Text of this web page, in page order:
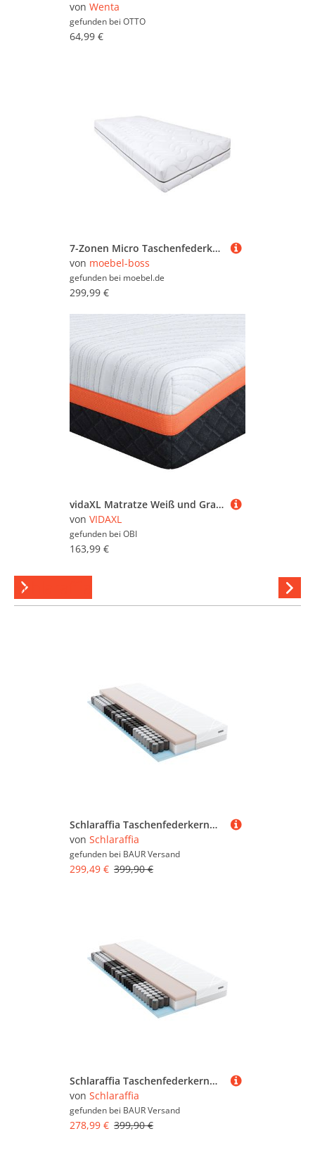
von Wenta
gefunden bei OTTO
64,99 €
7-Zonen Micro Taschenfederkern Matratze mit Gel Duett Abdeckung 90 x 200 cm
von moebel-boss
gefunden bei moebel.de
299,99 €
vidaXL Matratze Weiß und Grau 90 x 200 cm Gel-Speicherschaum 4106350
von VIDAXL
gefunden bei OBI
163,99 €
Schlaraffia
Schlaraffia Taschenfederkernmatratze "myNap Premium Matratze,Testsieger Stiftung Warentest 10/2023, Note 1,6" 19 cm hoch 500 Federn 1 Stk. tlg. Härtegrad 3, in 90x200 und weiteren Größen erhältlich
von Schlaraffia
gefunden bei BAUR Versand
299,49 € 399,90 €
Schlaraffia Taschenfederkernmatratze "myNap Premium Matratze,Testsieger Stiftung Warentest 10/2023, Note 1,6" 19 cm hoch 500 Federn 1 Stk. tlg. Härtegrad 3, in 90x200 und weiteren Größen erhältlich
von Schlaraffia
gefunden bei BAUR Versand
278,99 € 399,90 €